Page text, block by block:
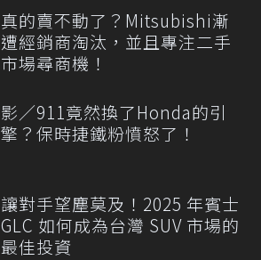
真的賣不動了？Mitsubishi漸
遭經銷商淘汰，並且專注二手
市場尋商機！
影／911竟然換了Honda的引
擎？保時捷鐵粉憤怒了！
讓對手望塵莫及！2025 年賓士
GLC 如何成為台灣 SUV 市場的
最佳投資